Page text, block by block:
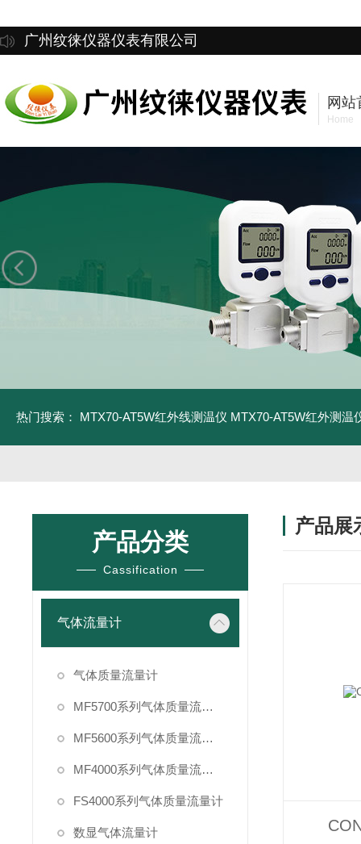
广州纹徕仪器仪表有限公司
网站
Home
热门搜索： MTX70-AT5W红外线测温仪 MTX70-AT5W红外测温
产品分类
Cassification
气体流量计
气体质量流量计
MF5700系列气体质量流量计
MF5600系列气体质量流量计
MF4000系列气体质量流量计
FS4000系列气体质量流量计
数显气体流量计
产品展